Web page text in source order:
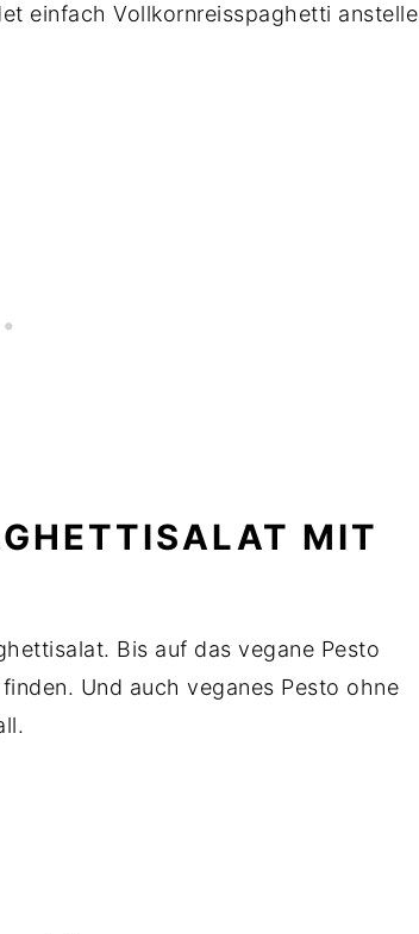
einfach Vollkornreisspaghetti anstelle
MIT
Bis auf das vegane Pesto
Und auch veganes Pesto ohne